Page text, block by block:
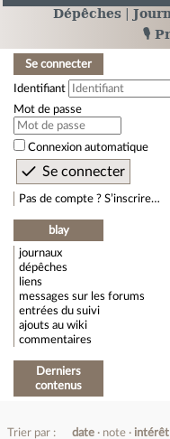
Dépêches
🎙️
Se connecter
Identifiant
Mot de passe
Connexion automatique
Pas de compte ? S’inscrire…
blay
journaux
dépêches
liens
messages sur les forums
entrées du suivi
ajouts au wiki
commentaires
Derniers
contenus
Trier par : date note intérêt